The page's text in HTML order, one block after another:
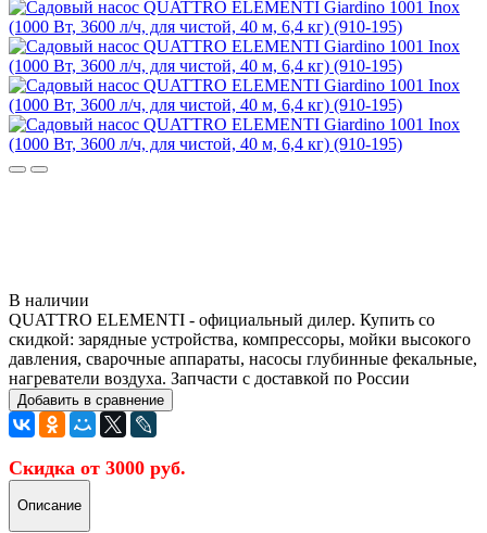
В наличии
QUATTRO ELEMENTI - официальный дилер. Купить со
скидкой: зарядные устройства, компрессоры, мойки высокого
давления, сварочные аппараты, насосы глубинные фекальные,
нагреватели воздуха. Запчасти c доставкой по России
Добавить в сравнение
Скидка от 3000 руб.
Описание